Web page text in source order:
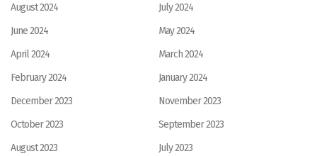
August 2024
July 2024
June 2024
May 2024
April 2024
March 2024
February 2024
January 2024
December 2023
November 2023
October 2023
September 2023
August 2023
July 2023